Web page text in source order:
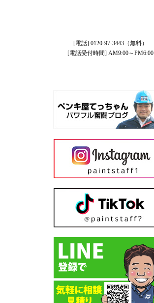
[電話] 0120-97-3443（無料）
[電話受付時間] AM9:00～PM6:00